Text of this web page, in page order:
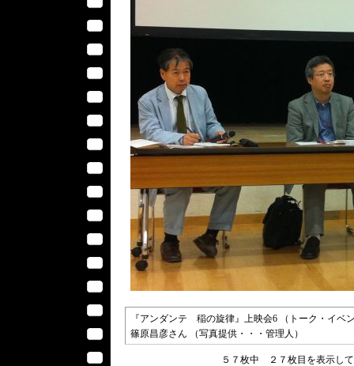
『アンダンテ 稲の旋律』上映会6 （トーク・イベ
篠原昌彦さん （写真提供・・・管理人）
５７枚中 ２７枚目を表示し